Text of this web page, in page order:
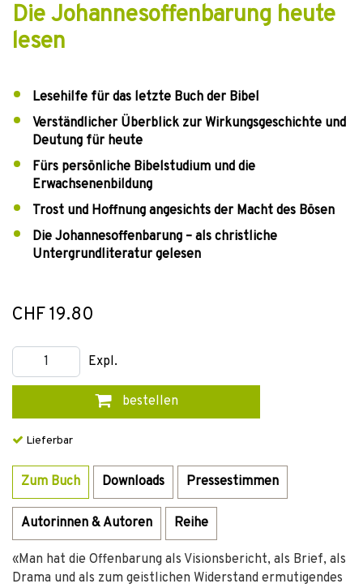
Die Johannesoffenbarung heute
lesen
Lesehilfe für das letzte Buch der Bibel
Verständlicher Überblick zur Wirkungsgeschichte und
Deutung für heute
Fürs persönliche Bibelstudium und die
Erwachsenenbildung
Trost und Hoffnung angesichts der Macht des Bösen
Die Johannesoffenbarung – als christliche
Untergrundliteratur gelesen
CHF 19.80
Expl.
bestellen
Lieferbar
Zum Buch Downloads Pressestimmen
Autorinnen & Autoren Reihe
«Man hat die Offenbarung als Visionsbericht, als Brief, als
Drama und als zum geistlichen Widerstand ermutigendes